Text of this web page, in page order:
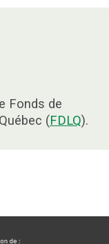
Fonds de
(FDLQ).